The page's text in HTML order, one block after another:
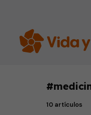
#
10 artículos